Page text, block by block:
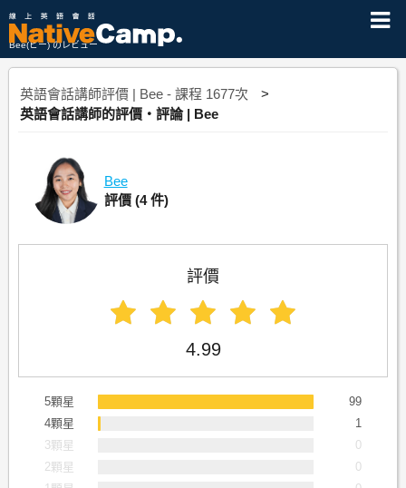
Bee(ビー) のレビュー
英語會話講師評價 | Bee - 課程 1677次
英語會話講師的評價・評論 | Bee
Bee
評價 (4 件)
評價
4.99
5顆星
99
4顆星
1
3顆星
0
2顆星
0